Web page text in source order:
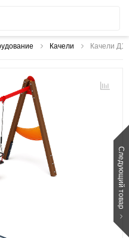
Качели Качели Д1
Следующий товар